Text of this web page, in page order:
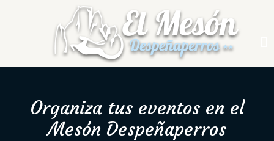
Organiza tus eventos en el
Mesón Despeñaperros